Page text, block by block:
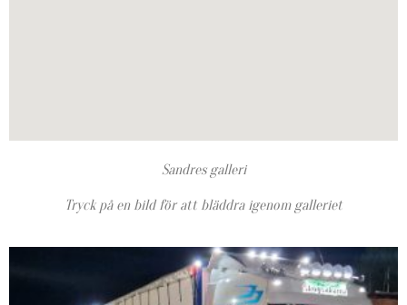
Sandres galleri
Tryck på en bild för att bläddra igenom galleriet